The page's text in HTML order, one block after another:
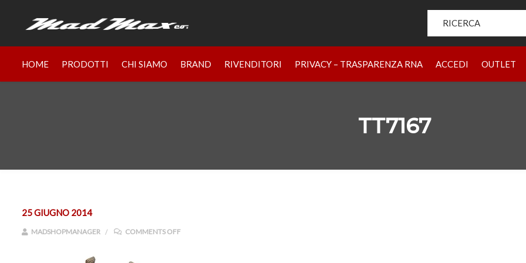
HOME PRODOTTI CHI SIAMO BRAND RIVENDITORI PRIVACY – TRASPARENZA RNA ACCEDI OUTLET
HOME PRODOTTI CHI SIAMO BRAND
TT7167
25 GIUGNO 2014
MADSHOPMANAGER COMMENTS OFFON TT7167